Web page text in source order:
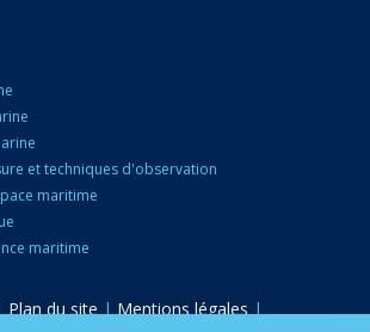
et techniques d'observation
maritime
maritime
Plan du site | Mentions légales |